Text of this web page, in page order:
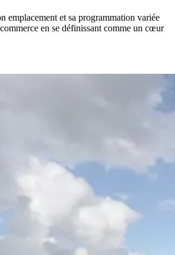
emplacement et sa programmation variée
en se définissant comme un cœur